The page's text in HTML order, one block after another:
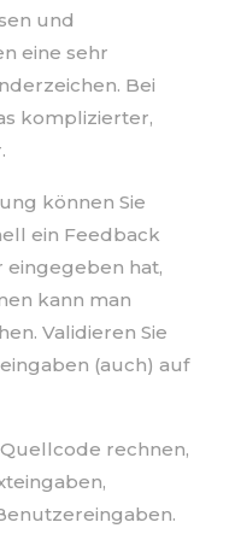
und
eine sehr
Bei
komplizierter,
können Sie
ein Feedback
eingegeben hat,
kann man
Validieren Sie
(auch) auf
rechnen,